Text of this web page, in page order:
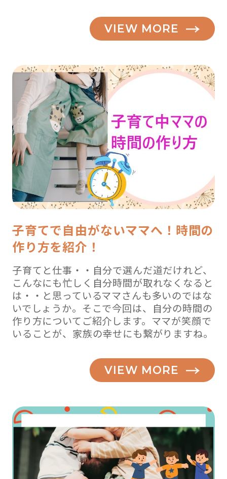
VIEW MORE
子育てで自由がないママへ！時間の
作り方を紹介！
子育てと仕事・・自分で選んだ道だけれど、
こんなにも忙しく自分時間が取れなくなると
は・・と思っているママさんも多いのではな
いでしょうか。そこで今回は、自分の時間の
作り方についてご紹介します。ママが笑顔で
いることが、家族の幸せにも繋がりますね。
VIEW MORE